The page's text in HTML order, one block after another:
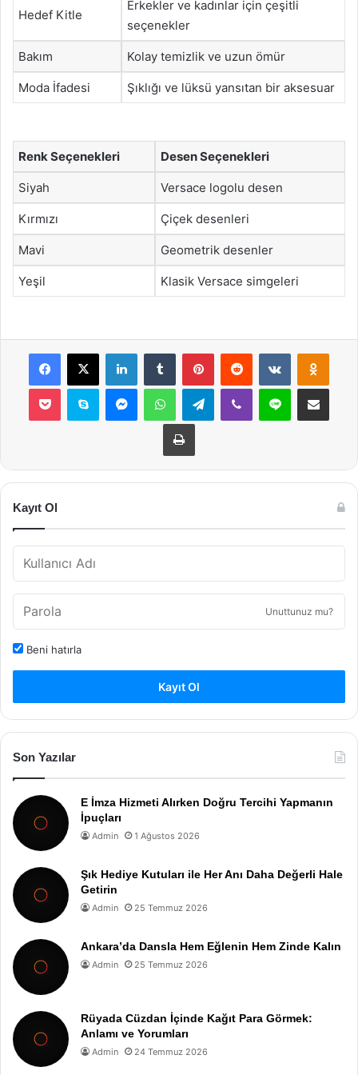
Hedef Kitle
Erkekler ve kadınlar için çeşitli
seçenekler
Bakım Kolay temizlik ve uzun ömür
Moda İfadesi Şıklığı ve lüksü yansıtan bir aksesuar
Renk Seçenekleri Desen Seçenekleri
Siyah Versace logolu desen
Kırmızı Çiçek desenleri
Mavi Geometrik desenler
Yeşil Klasik Versace simgeleri
Facebook
X LinkedInTumblr PinterestReddit VKontakte
Pocket Skype MessengerWhatsAppTelegramViber Line E-Posta ile
Yazdır
Kayıt Ol
Unuttunuz mu?
Beni hatırla
Kayıt Ol
Son Yazılar
E İmza Hizmeti Alırken Doğru Tercihi Yapmanın
İpuçları
Admin 1 Ağustos 2026
Şık Hediye Kutuları ile Her Anı Daha Değerli Hale
Getirin
Admin 25 Temmuz 2026
Ankara’da Dansla Hem Eğlenin Hem Zinde Kalın
Admin 25 Temmuz 2026
Rüyada Cüzdan İçinde Kağıt Para Görmek:
Anlamı ve Yorumları
Admin 24 Temmuz 2026